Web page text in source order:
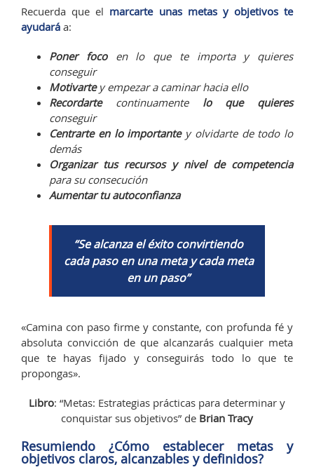
Recuerda que el marcarte unas metas y objetivos te
ayudará a:
Poner focoen lo que te importa y quieres
conseguir
Motivartey empezar a caminar hacia ello
Recordartecontinuamente lo que quieres
conseguir
Centrarte en lo importantey olvidarte de todo lo
demás
Organizar tus recursos y nivel de competencia
para su consecución
Aumentar tu autoconfianza
“Se alcanza el éxito convirtiendo
cada paso en una meta y cada meta
en un paso”
«Camina con paso firme y constante, con profunda fé y
absoluta convicción de que alcanzarás cualquier meta
que te hayas fijado y conseguirás todo lo que te
propongas».
Libro: “Metas: Estrategias prácticas para determinar y
conquistar sus objetivos” de Brian Tracy
Resumiendo ¿Cómo establecer metas y
objetivos claros, alcanzables y definidos?